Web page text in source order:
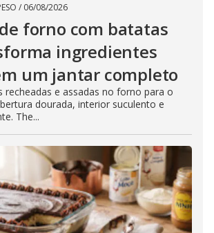
/ 06/08/2026
forno com batatas
ingredientes
um jantar completo
recheadas e assadas no forno para o
dourada, interior suculento e
The...